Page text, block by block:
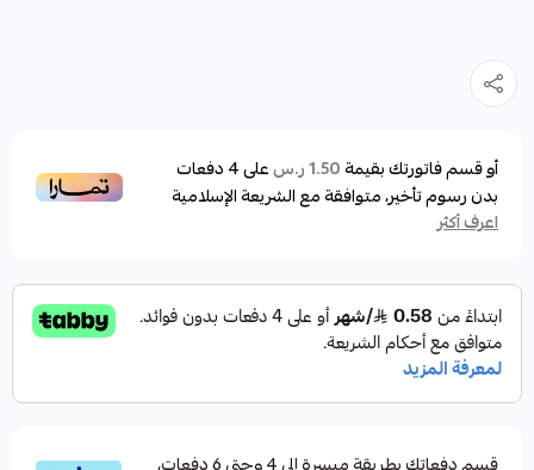
أو قسم فاتورتك بقيمة1.50 ر.س على4دفعات
بدون رسوم تأخير، متوافقة مع الشريعة الإسلامية
اعرف أكثر